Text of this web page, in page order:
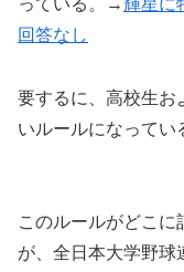
回答なし
要するに、高校生お
いルールになってい
このルールがどこに
が、全日本大学野球